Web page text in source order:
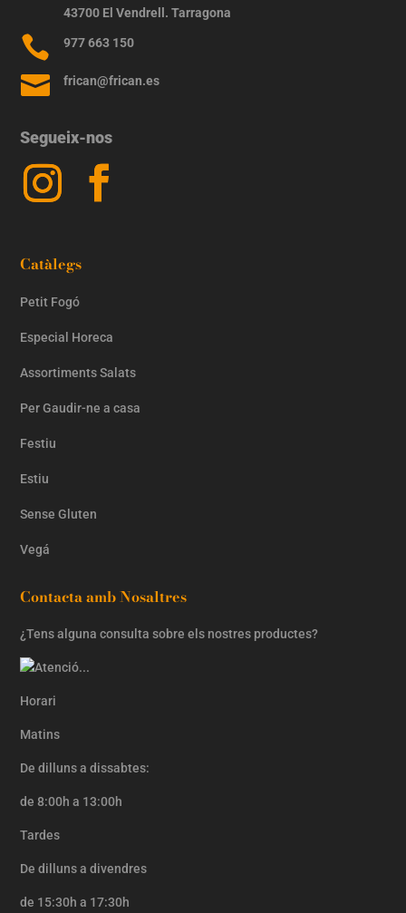
43700 El Vendrell. Tarragona
 977 663 150
 frican@frican.es
Segueix-nos
Catàlegs
Petit Fogó
Especial Horeca
Assortiments Salats
Per Gaudir-ne a casa
Festiu
Estiu
Sense Gluten
Vegá
Contacta amb Nosaltres
¿Tens alguna consulta sobre els nostres productes?
Horari
Matins
De dilluns a dissabtes:
de 8:00h a 13:00h
Tardes
De dilluns a divendres
de 15:30h a 17:30h